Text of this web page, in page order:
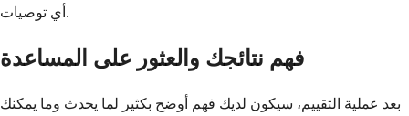
أي توصيات.
فهم نتائجك والعثور على المساعدة
بعد عملية التقييم، سيكون لديك فهم أوضح بكثير لما يحدث وما يمكنك